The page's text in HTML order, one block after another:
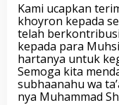
Kami ucapkan
khoyron kepada
telah
kepada para
hartanya untuk
Semoga kita
subhaanahu wa
nya Muhammad